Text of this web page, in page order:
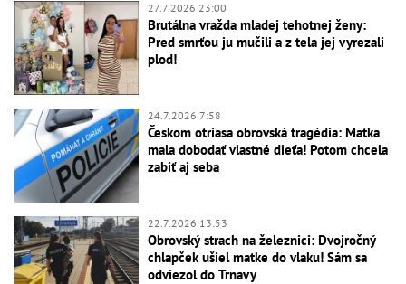
27.7.2026 23:00
Brutálna vražda mladej tehotnej ženy:
Pred smrťou ju mučili a z tela jej vyrezali
plod!
24.7.2026 7:58
Českom otriasa obrovská tragédia: Matka
mala dobodať vlastné dieťa! Potom chcela
zabiť aj seba
22.7.2026 13:53
Obrovský strach na železnici: Dvojročný
chlapček ušiel matke do vlaku! Sám sa
odviezol do Trnavy